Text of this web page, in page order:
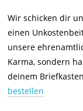
Wir schicken dir
einen
unsere
Karma, sondern
deinem
bestellen